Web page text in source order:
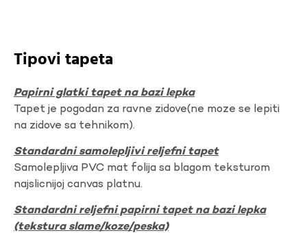
Tipovi tapeta
Papirni glatki tapet na bazi lepka
Tapet je pogodan za ravne zidove(ne moze se lepiti
na zidove sa tehnikom).
Standardni samolepljivi reljefni tapet
Samolepljiva PVC mat folija sa blagom teksturom
najslicnijoj canvas platnu.
Standardni reljefni papirni tapet na bazi lepka
(tekstura slame/koze/peska)